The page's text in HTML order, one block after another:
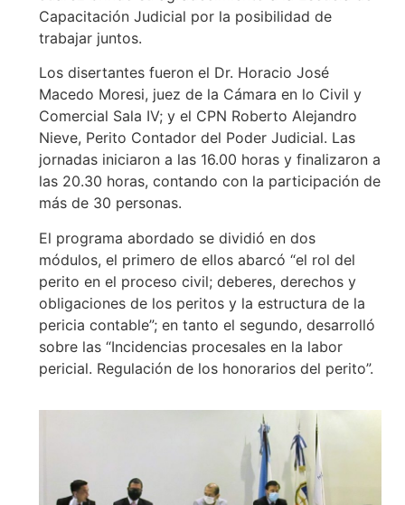
Capacitación Judicial por la posibilidad de
trabajar juntos.
Los disertantes fueron el Dr. Horacio José
Macedo Moresi, juez de la Cámara en lo Civil y
Comercial Sala IV; y el CPN Roberto Alejandro
Nieve, Perito Contador del Poder Judicial. Las
jornadas iniciaron a las 16.00 horas y finalizaron a
las 20.30 horas, contando con la participación de
más de 30 personas.
El programa abordado se dividió en dos
módulos, el primero de ellos abarcó “el rol del
perito en el proceso civil; deberes, derechos y
obligaciones de los peritos y la estructura de la
pericia contable”; en tanto el segundo, desarrolló
sobre las “Incidencias procesales en la labor
pericial. Regulación de los honorarios del perito”.